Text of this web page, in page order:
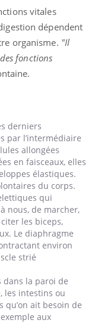
vitales
dépendent
organisme. "Il
fonctions
derniers
par l’intermédiaire
allongées
en faisceaux, elles
élastiques.
du corps.
qui
nous, de marcher,
les biceps,
Le diaphragme
environ
strié
dans la paroi de
les intestins ou
ait besoin de
aux